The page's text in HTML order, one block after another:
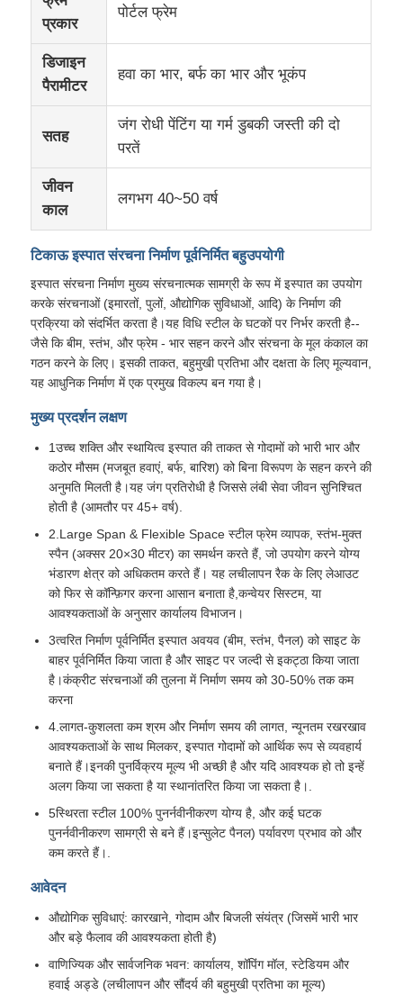
घर
हमारे बारे में
गुणवत्ता नियंत्रण
हमसे संपर्क करें
समाचार
मामले
ब्लॉग
एक उद्धरण का अनुरोध करें
पूर्वनिर्मित इस्पात संरचना
इस्पात संरचना गोदाम
इस्पात संरचना कार्यशाला
इस्पात संरचना निर्माण
स्टील फ्रेम बिल्डिंग
इस्पात संरचना निर्माण
प्रकार
पोर्टल फ्रेम
डिजाइन
पैरामीटर
हवा का भार, बर्फ का भार और भूकंप
सतह
जंग रोधी पेंटिंग या गर्म डुबकी जस्ती की दो
परतें
जीवन
काल
लगभग 40~50 वर्ष
टिकाऊ इस्पात संरचना निर्माण पूर्वनिर्मित बहुउपयोगी
इस्पात संरचना निर्माण मुख्य संरचनात्मक सामग्री के रूप में इस्पात का उपयोग
करके संरचनाओं (इमारतों, पुलों, औद्योगिक सुविधाओं, आदि) के निर्माण की
प्रक्रिया को संदर्भित करता है।यह विधि स्टील के घटकों पर निर्भर करती है--
जैसे कि बीम, स्तंभ, और फ्रेम - भार सहन करने और संरचना के मूल कंकाल का
गठन करने के लिए। इसकी ताकत, बहुमुखी प्रतिभा और दक्षता के लिए मूल्यवान,
यह आधुनिक निर्माण में एक प्रमुख विकल्प बन गया है।
मुख्य प्रदर्शन लक्षण
1उच्च शक्ति और स्थायित्व इस्पात की ताकत से गोदामों को भारी भार और
कठोर मौसम (मजबूत हवाएं, बर्फ, बारिश) को बिना विरूपण के सहन करने की
अनुमति मिलती है।यह जंग प्रतिरोधी है जिससे लंबी सेवा जीवन सुनिश्चित
होती है (आमतौर पर 45+ वर्ष).
2.Large Span & Flexible Space स्टील फ्रेम व्यापक, स्तंभ-मुक्त
स्पैन (अक्सर 20×30 मीटर) का समर्थन करते हैं, जो उपयोग करने योग्य
भंडारण क्षेत्र को अधिकतम करते हैं। यह लचीलापन रैक के लिए लेआउट
को फिर से कॉन्फ़िगर करना आसान बनाता है,कन्वेयर सिस्टम, या
आवश्यकताओं के अनुसार कार्यालय विभाजन।
3त्वरित निर्माण पूर्वनिर्मित इस्पात अवयव (बीम, स्तंभ, पैनल) को साइट के
बाहर पूर्वनिर्मित किया जाता है और साइट पर जल्दी से इकट्ठा किया जाता
है।कंक्रीट संरचनाओं की तुलना में निर्माण समय को 30-50% तक कम
करना
4.लागत-कुशलता कम श्रम और निर्माण समय की लागत, न्यूनतम रखरखाव
आवश्यकताओं के साथ मिलकर, इस्पात गोदामों को आर्थिक रूप से व्यवहार्य
बनाते हैं।इनकी पुनर्विक्रय मूल्य भी अच्छी है और यदि आवश्यक हो तो इन्हें
अलग किया जा सकता है या स्थानांतरित किया जा सकता है।.
5स्थिरता स्टील 100% पुनर्नवीनीकरण योग्य है, और कई घटक
पुनर्नवीनीकरण सामग्री से बने हैं।इन्सुलेट पैनल) पर्यावरण प्रभाव को और
कम करते हैं।.
आवेदन
औद्योगिक सुविधाएं: कारखाने, गोदाम और बिजली संयंत्र (जिसमें भारी भार
और बड़े फैलाव की आवश्यकता होती है)
वाणिज्यिक और सार्वजनिक भवन: कार्यालय, शॉपिंग मॉल, स्टेडियम और
हवाई अड्डे (लचीलापन और सौंदर्य की बहुमुखी प्रतिभा का मूल्य)